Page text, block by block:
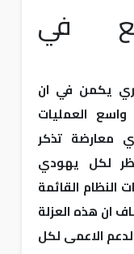
في
يكمن في ان
العمليات
معارضة تذكر
لكل يهودي
القائمة
ان هذه العزلة
الاعمى لكل